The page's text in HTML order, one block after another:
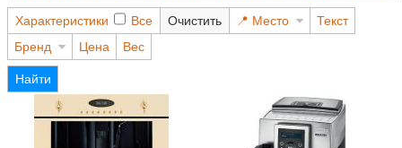
Характеристики Все Очистить Место
Текст
Бренд
Цена Вес
Найти